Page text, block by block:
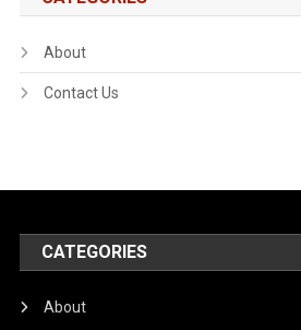
About
Contact Us
CATEGORIES
About